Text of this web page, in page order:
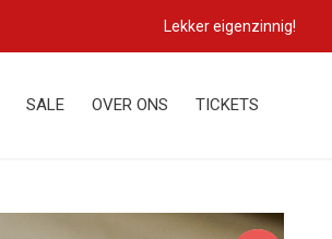
SALE OVER ONS TICKETS
Lekker eigenzinnig!